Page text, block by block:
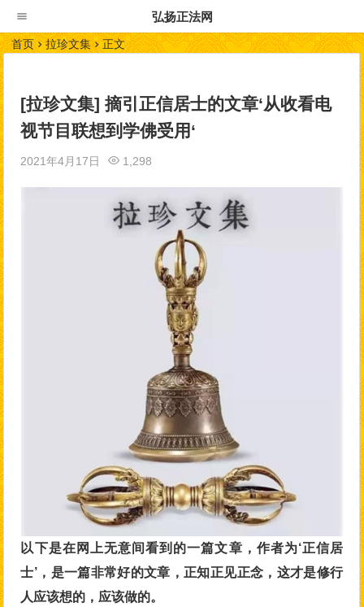
弘扬正法网
首页 拉珍文集 正文
[拉珍文集] 摘引正信居士的文章‘从收看电
视节目联想到学佛受用‘
2021年4月17日 1,298
以下是在网上无意间看到的一篇文章，作者为‘正信居
士’，是一篇非常好的文章，正知正见正念，这才是修行
人应该想的，应该做的。